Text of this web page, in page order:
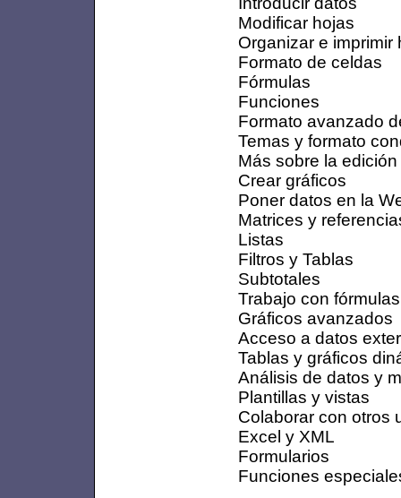
Modificar hojas
Organizar e imprimir
Formato de celdas
Fórmulas
Funciones
Formato avanzado
Temas y formato
Más sobre la
Crear gráficos
Poner datos en la
Matrices y
Listas
Filtros y Tablas
Subtotales
Trabajo con fórmulas
Gráficos avanzados
Acceso a datos
Tablas y gráficos
Análisis de datos y
Plantillas y vistas
Colaborar con otros
Excel y XML
Formularios
Funciones